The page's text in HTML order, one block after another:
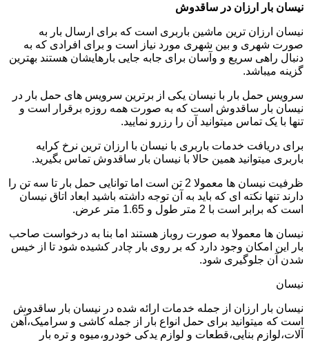
نیسان بار ارزان در ساقدوش
نیسان ارزان ترین ماشین باربری است که برای ارسال بار به
صورت شهری و بین شهری مورد نیاز است و برای افرادی که به
دنبال راهی سریع و وآسان برای جابه جایی بارهایشان هستند بهترین
گزینه میباشد.
سرویس حمل بار با نیسان یکی از برترین سرویس های حمل بار در
نیسان بار ساقدوش است که به صورت همه روزه برقرار است و
تنها با یک تماس میتوانید آن را رزرو نمایید.
برای دریافت خدمات باربری با نیسان با ارزان ترین نرخ کرایه
باربری میتوانید همین حالا با نیسان بار ساقدوش تماس بگیرید.
ظرفیت نیسان ها معمولا 2 تن است اما توانایی حمل بار تا سه تن را
دارند تنها نکته ای که باید به آن توجه داشته باشید ابعاد اتاق نیسان
است که برابر است با 2 متر طول و 1.65 متر عرض.
نیسان ها معمولا به صورت روباز هستند اما بنا به درخواست صاحب
بار این امکان وجود دارد که بر روی بار چادر کشیده شود تا از خیس
شدن آن جلوگیری شود.
نیسان
نیسان بار ارزان از جمله خدمات ارائه شده در نیسان بار ساقدوش
است که میتوانید برای حمل انواع بار از جمله کاشی و سرامیک،آهن
آلات،لوازم بنایی،قطعات و لوازم یدکی خودرو،میوه و تره بار